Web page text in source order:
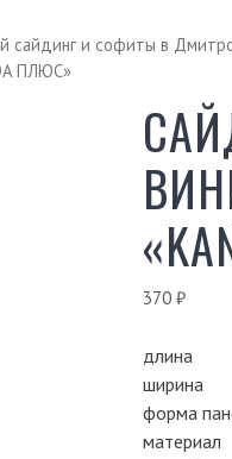
сайдинг и софиты в
ПЛЮС»
370 ₽
длина
ширина
форма
материал